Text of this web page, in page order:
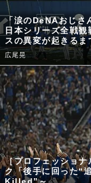
「涙のDeNAおじさ
日本シリーズ全戦
スの異変が起きるま
広尾晃
［プロフェッショ
ク「後手に回った“